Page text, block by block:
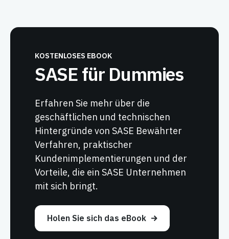
KOSTENLOSES EBOOK
SASE für Dummies
Erfahren Sie mehr über die
geschäftlichen und technischen
Hintergründe von SASE Bewährter
Verfahren, praktischer
Kundenimplementierungen und der
Vorteile, die ein SASE Unternehmen
mit sich bringt.
Holen Sie sich das eBook